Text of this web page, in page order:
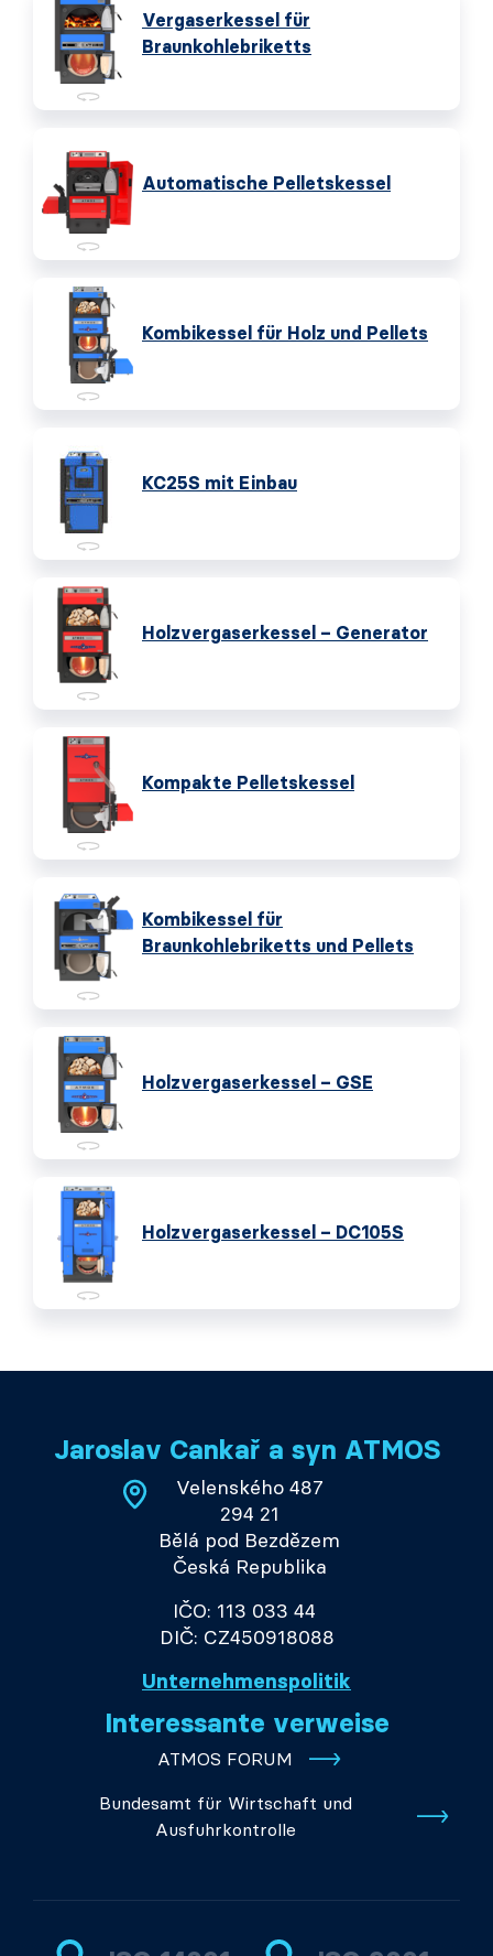
Vergaserkessel für
Braunkohlebriketts
Automatische Pelletskessel
Kombikessel für Holz und Pellets
KC25S mit Einbau
Holzvergaserkessel – Generator
Kompakte Pelletskessel
Kombikessel für
Braunkohlebriketts und Pellets
Holzvergaserkessel – GSE
Holzvergaserkessel – DC105S
Jaroslav Cankař a syn ATMOS
Velenského 487
294 21
Bělá pod Bezdězem
Česká Republika
IČO: 113 033 44
DIČ: CZ450918088
Unternehmenspolitik
Interessante verweise
ATMOS FORUM
Bundesamt für Wirtschaft und
Ausfuhrkontrolle